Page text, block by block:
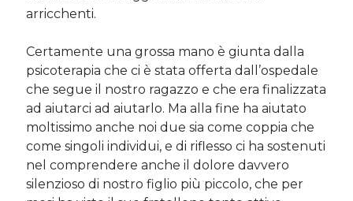
arricchenti.
Certamente una grossa mano è giunta dalla
psicoterapia che ci è stata offerta dall’ospedale
che segue il nostro ragazzo e che era finalizzata
ad aiutarci ad aiutarlo. Ma alla fine ha aiutato
moltissimo anche noi due sia come coppia che
come singoli individui, e di riflesso ci ha sostenuti
nel comprendere anche il dolore davvero
silenzioso di nostro figlio più piccolo, che per